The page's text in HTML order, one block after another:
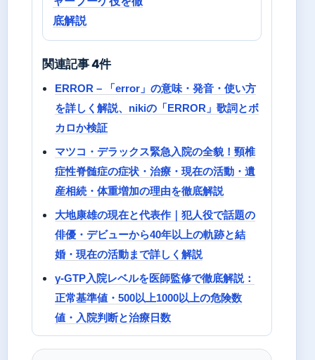
底解説
関連記事 4件
ERROR – 「error」の意味・発音・使い方
を詳しく解説、nikiの「ERROR」歌詞とボ
カロか検証
マツコ・デラックス緊急入院の全貌！頸椎
症性脊髄症の症状・治療・現在の活動・遺
産相続・体重増加の理由を徹底解説
大地康雄の現在と代表作｜犯人役で話題の
俳優・デビューから40年以上の軌跡と結
婚・現在の活動まで詳しく解説
γ-GTP入院レベルを医師監修で徹底解説：
正常基準値・500以上1000以上の危険数
値・入院判断と治療日数